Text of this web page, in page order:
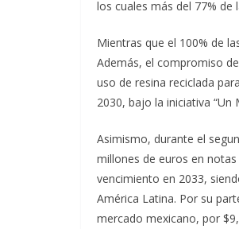
los cuales más del 77% de
Mientras que el 100% de
Además, el compromiso
uso de resina reciclada
2030, bajo la iniciativa “Un
Asimismo, durante el
millones de euros en
vencimiento en 2033,
América Latina. Por su
mercado mexicano, por